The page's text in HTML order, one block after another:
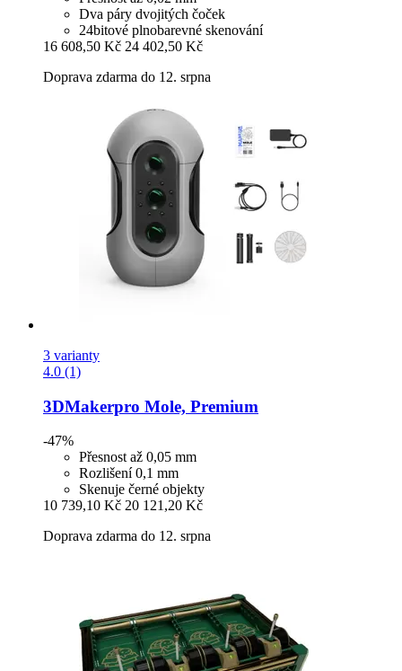
Dva páry dvojitých čoček
24bitové plnobarevné skenování
16 608,50 Kč 24 402,50 Kč
Doprava zdarma do 12. srpna
3 varianty
4.0 (1)
3DMakerpro Mole, Premium
-47%
Přesnost až 0,05 mm
Rozlišení 0,1 mm
Skenuje černé objekty
10 739,10 Kč 20 121,20 Kč
Doprava zdarma do 12. srpna